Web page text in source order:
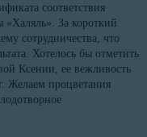
соответствия
«Халяль». За короткий
сотрудничества, что
Хотелось бы отметить
Ксении, ее вежливость
Желаем процветания